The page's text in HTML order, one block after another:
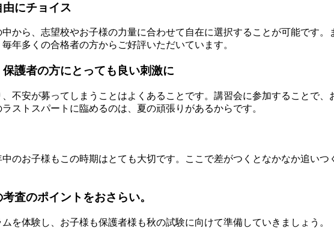
にチョイス
から、志望校やお子様の力量に合わせて自在に選択することが可能です
年多くの合格者の方からご好評いただいています。
護者の方にとっても良い刺激に
不安が募ってしまうことはよくあることです。講習会に参加することで
ストスパートに臨めるのは、夏の頑張りがあるからです。
のお子様もこの時期はとても大切です。ここで差がつくとなかなか追い
査のポイントをおさらい。
を体験し、お子様も保護者様も秋の試験に向けて準備していきましょう。